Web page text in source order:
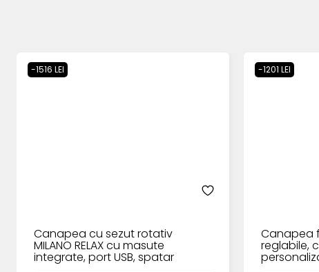
-1516 LEI
Canapea cu sezut rotativ
MILANO RELAX cu masute
integrate, port USB, spatar
ajustabil, cotiere reglabile,
-1201 LEI
Canapea
reglabile,